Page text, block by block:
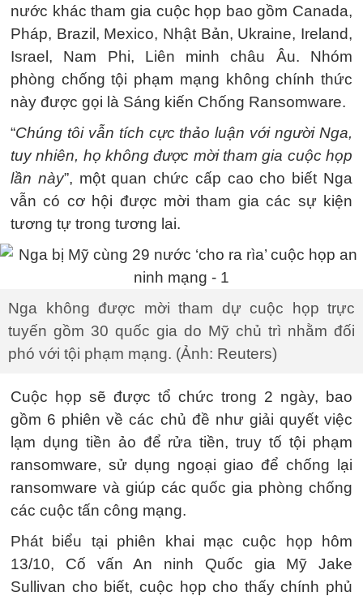
nước khác tham gia cuộc họp bao gồm Canada,
Pháp, Brazil, Mexico, Nhật Bản, Ukraine, Ireland,
Israel, Nam Phi, Liên minh châu Âu. Nhóm
phòng chống tội phạm mạng không chính thức
này được gọi là Sáng kiến ​​Chống Ransomware.
“Chúng tôi vẫn tích cực thảo luận với người Nga,
tuy nhiên, họ không được mời tham gia cuộc họp
lần này”, một quan chức cấp cao cho biết Nga
vẫn có cơ hội được mời tham gia các sự kiện
tương tự trong tương lai.
Nga không được mời tham dự cuộc họp trực
tuyến gồm 30 quốc gia do Mỹ chủ trì nhằm đối
phó với tội phạm mạng. (Ảnh: Reuters)
Cuộc họp sẽ được tổ chức trong 2 ngày, bao
gồm 6 phiên về các chủ đề như giải quyết việc
lạm dụng tiền ảo để rửa tiền, truy tố tội phạm
ransomware, sử dụng ngoại giao để chống lại
ransomware và giúp các quốc gia phòng chống
các cuộc tấn công mạng.
Phát biểu tại phiên khai mạc cuộc họp hôm
13/10, Cố vấn An ninh Quốc gia Mỹ Jake
Sullivan cho biết, cuộc họp cho thấy chính phủ